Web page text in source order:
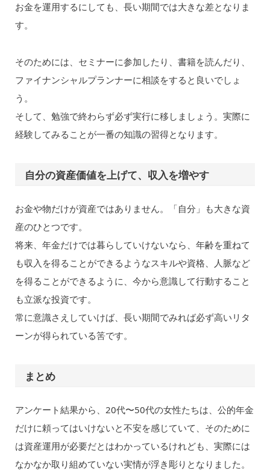
お金を運用するにしても、長い期間では大きな差となりま
す。
そのためには、セミナーに参加したり、書籍を読んだり、
ファイナンシャルプランナーに相談をすると良いでしょ
う。
そして、勉強で終わらず必ず実行に移しましょう。実際に
経験してみることが一番の知識の習得となります。
自分の資産価値を上げて、収入を増やす
お金や物だけが資産ではありません。「自分」も大きな資
産のひとつです。
将来、年金だけでは暮らしていけないなら、年齢を重ねて
も収入を得ることができるようなスキルや資格、人脈など
を得ることができるように、今から意識して行動すること
も立派な投資です。
常に意識さえしていけば、長い期間でみれば必ず高いリタ
ーンが得られている筈です。
まとめ
アンケート結果から、20代〜50代の女性たちは、公的年金
だけに頼ってはいけないと不安を感じていて、そのために
は資産運用が必要だとはわかっているけれども、実際には
なかなか取り組めていない実情が浮き彫りとなりました。